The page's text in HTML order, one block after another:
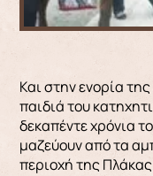
Και στην ενορία
παιδιά του
δεκαπέντε χρόνια
μαζεύουν από τα
περιοχή της